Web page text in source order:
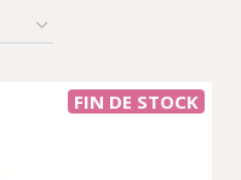
FIN DE STOCK